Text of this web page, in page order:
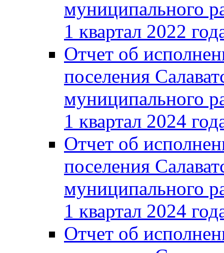
муниципального
1 квартал 2022
Отчет об
поселения
муниципального
1 квартал 2024
Отчет об
поселения
муниципального
1 квартал 2024
Отчет об